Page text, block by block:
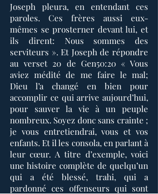
Joseph pleura, en entendant ces
paroles. Ces frères aussi eux-
mêmes se prosterner devant lui, et
ils dirent: Nous sommes des
serviteurs ». Et Joseph de répondre
au verset 20 de Gen50:20 « Vous
aviez médité de me faire le mal;
Dieu l’a changé en bien pour
accomplir ce qui arrive aujourd’hui,
pour sauver la vie à un peuple
nombreux. Soyez donc sans crainte ;
je vous entretiendrai, vous et vos
enfants. Et il les consola, en parlant à
leur cœur. A titre d’exemple, voici
une histoire complète de quelqu’un
qui a été blessé, trahi, qui a
pardonné ces offenseurs qui sont